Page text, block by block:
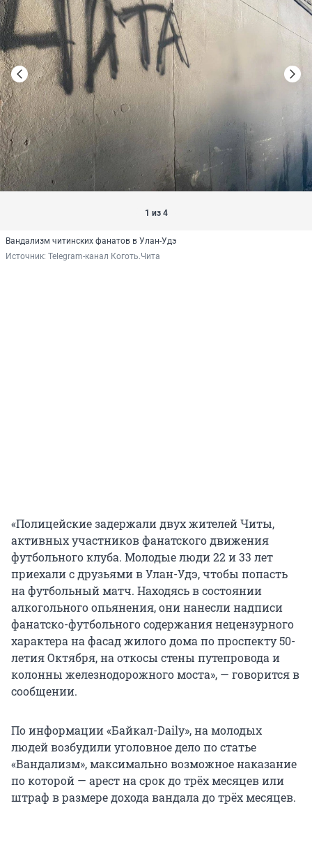
1 из 4
Вандализм читинских фанатов в Улан-Удэ
Источник: Telegram-канал Коготь.Чита
«Полицейские задержали двух жителей Читы,
активных участников фанатского движения
футбольного клуба. Молодые люди 22 и 33 лет
приехали с друзьями в Улан-Удэ, чтобы попасть
на футбольный матч. Находясь в состоянии
алкогольного опьянения, они нанесли надписи
фанатско-футбольного содержания нецензурного
характера на фасад жилого дома по проспекту 50-
летия Октября, на откосы стены путепровода и
колонны железнодорожного моста», — говорится в
сообщении.
По информации «Байкал-Daily», на молодых
людей возбудили уголовное дело по статье
«Вандализм», максимально возможное наказание
по которой — арест на срок до трёх месяцев или
штраф в размере дохода вандала до трёх месяцев.